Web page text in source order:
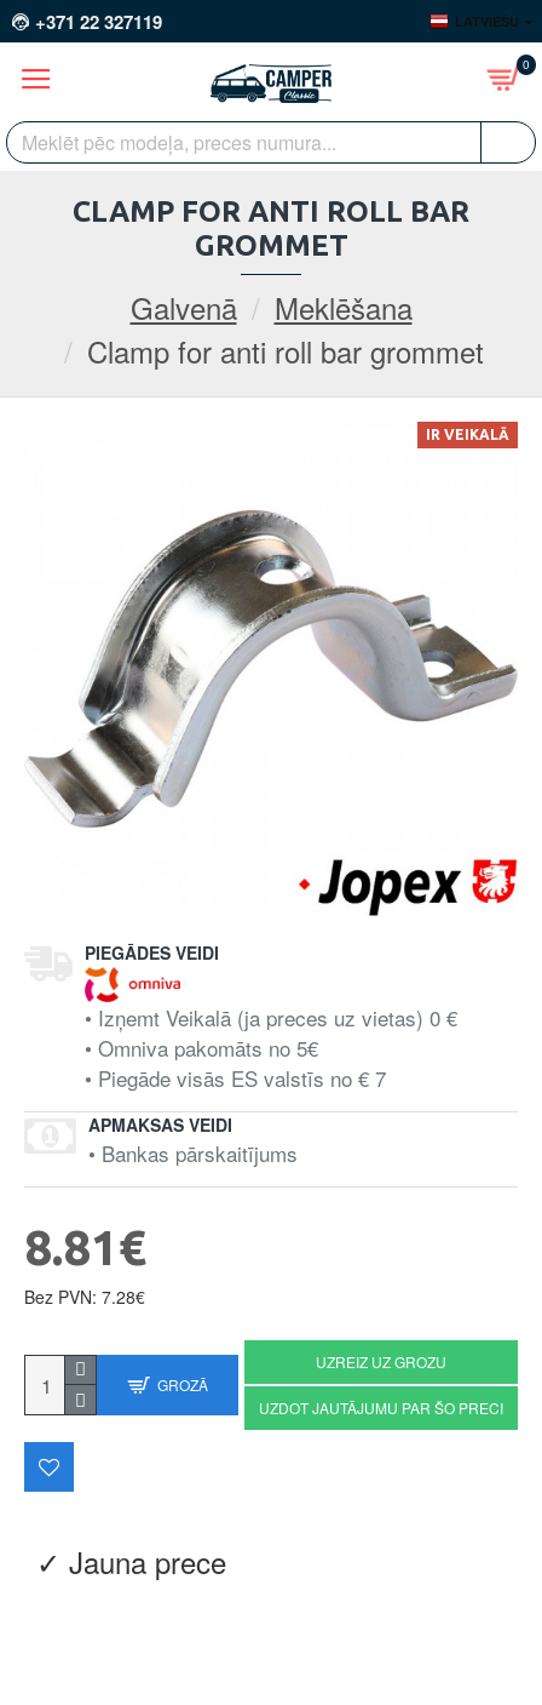
+371 22 327119 LATVIEŠU
0
Galvenā
Meklēšana
Clamp for anti roll bar grommet
CLAMP FOR ANTI ROLL BAR
GROMMET
IR VEIKALĀ
PIEGĀDES VEIDI
• Izņemt Veikalā (ja preces uz vietas) 0 €
• Omniva pakomāts no 5€
• Piegāde visās ES valstīs no € 7
APMAKSAS VEIDI
• Bankas pārskaitījums
✓ Jauna prece
8.81€
Bez PVN: 7.28€
GROZĀ
UZREIZ UZ GROZU
UZDOT JAUTĀJUMU PAR ŠO PRECI